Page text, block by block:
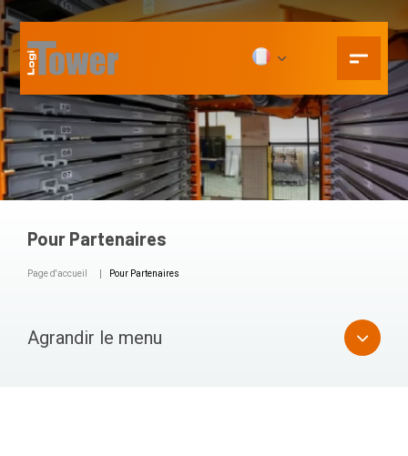
Pour Partenaires
Page d'accueil Pour Partenaires
Agrandir le menu